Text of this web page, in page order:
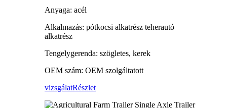
Anyaga: acél
Alkalmazás: pótkocsi alkatrész teherautó
alkatrész
Tengelygerenda: szögletes, kerek
OEM szám: OEM szolgáltatott
vizsgálatRészlet